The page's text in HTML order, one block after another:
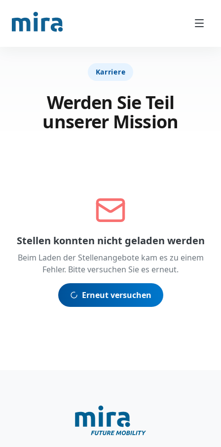
Karriere
Werden Sie Teil
unserer Mission
Stellen konnten nicht geladen werden
Beim Laden der Stellenangebote kam es zu einem
Fehler. Bitte versuchen Sie es erneut.
Erneut versuchen